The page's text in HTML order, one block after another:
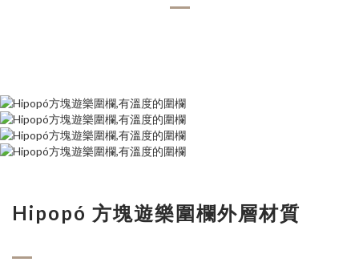
Hipopó 方塊遊樂圍欄外層材質